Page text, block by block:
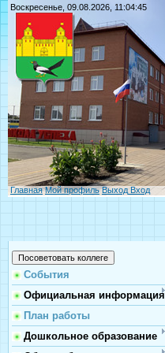
Воскресенье, 09.08.2026, 11:04:45
Главная Мой профиль Выход Вход
События
Официальная информация
План работы
Дошкольное образование